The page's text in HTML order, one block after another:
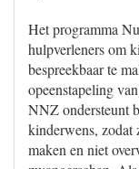
Het programma
hulpverleners om
bespreekbaar te
opeenstapeling
NNZ ondersteunt
kinderwens, zodat
maken en niet